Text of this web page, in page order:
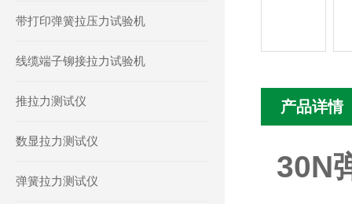
带打印弹簧拉压力试验机
线缆端子铆接拉力试验机
推拉力测试仪
数显拉力测试仪
弹簧拉力测试仪
产品详情
30N